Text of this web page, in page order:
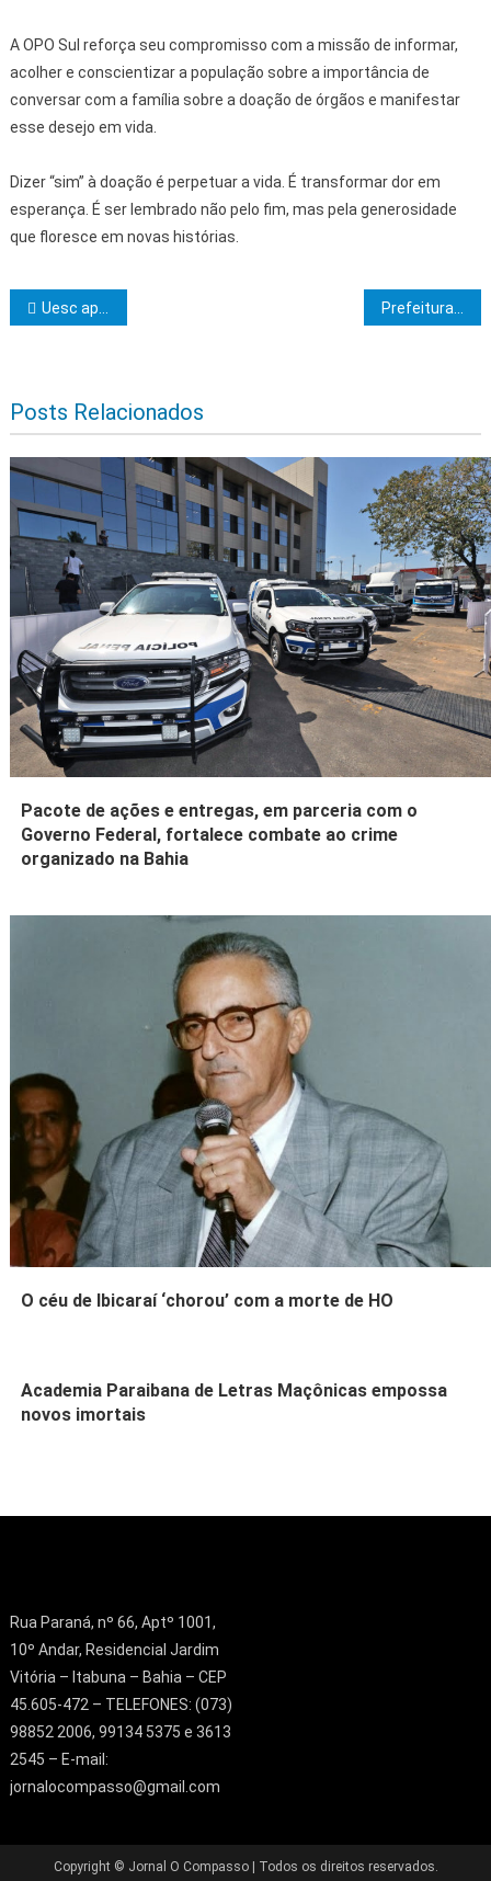
A OPO Sul reforça seu compromisso com a missão de informar,
acolher e conscientizar a população sobre a importância de
conversar com a família sobre a doação de órgãos e manifestar
esse desejo em vida.
Dizer “sim” à doação é perpetuar a vida. É transformar dor em
esperança. É ser lembrado não pelo fim, mas pela generosidade
que floresce em novas histórias.
Navegação de Post
Uesc aproxima estudantes do ensino superior na 11ª edição do Circuito das Profissões
Posts Relacionados
Pacote de ações e entregas, em parceria com o
Governo Federal, fortalece combate ao crime
organizado na Bahia
O céu de Ibicaraí ‘chorou’ com a morte de HO
Academia Paraibana de Letras Maçônicas empossa
novos imortais
Rua Paraná, nº 66, Aptº 1001,
10º Andar, Residencial Jardim
Vitória – Itabuna – Bahia – CEP
45.605-472 – TELEFONES: (073)
98852 2006, 99134 5375 e 3613
2545 – E-mail:
jornalocompasso@gmail.com
Copyright © Jornal O Compasso | Todos os direitos reservados.